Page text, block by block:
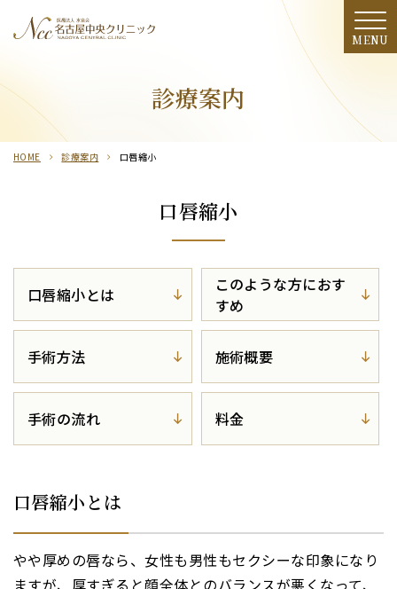
料金表
施術の流れ
クリニック・ドクター紹介
期間限定
季節のおすすめ
モニター募集
リクルート
保護者同意書
美容クリニックブログ
診療案内
HOME 診療案内 口唇縮小
口唇縮小
口唇縮小とは
このような方におす
すめ
手術方法 施術概要
手術の流れ 料金
口唇縮小とは
やや厚めの唇なら、女性も男性もセクシーな印象になり
ますが、厚すぎると顔全体とのバランスが悪くなって、